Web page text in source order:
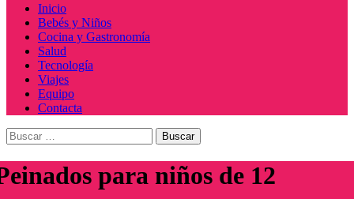
Menú
principal
Inicio
Bebés y Niños
Cocina y Gastronomía
Salud
Tecnología
Viajes
Equipo
Contacta
Buscar:
para niños de 12